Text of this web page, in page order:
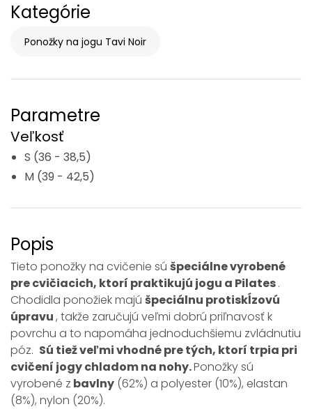
Kategórie
Ponožky na jogu Tavi Noir
Parametre
Veľkosť
S (36 - 38,5)
M (39 - 42,5)
Popis
Tieto ponožky na cvičenie sú špeciálne vyrobené
pre cvičiacich, ktorí praktikujú jogu a Pilates.
Chodidla ponožiek majú špeciálnu protiskĺzovú
úpravu, takže zaručujú veľmi dobrú priľnavosť k
povrchu a to napomáha jednoduchšiemu zvládnutiu
póz. Sú tiež veľmi vhodné pre tých, ktorí trpia pri
cvičení jogy chladom na nohy.Ponožky sú
vyrobené z bavlny (62%) a polyester (10%), elastan
(8%), nylon (20%).